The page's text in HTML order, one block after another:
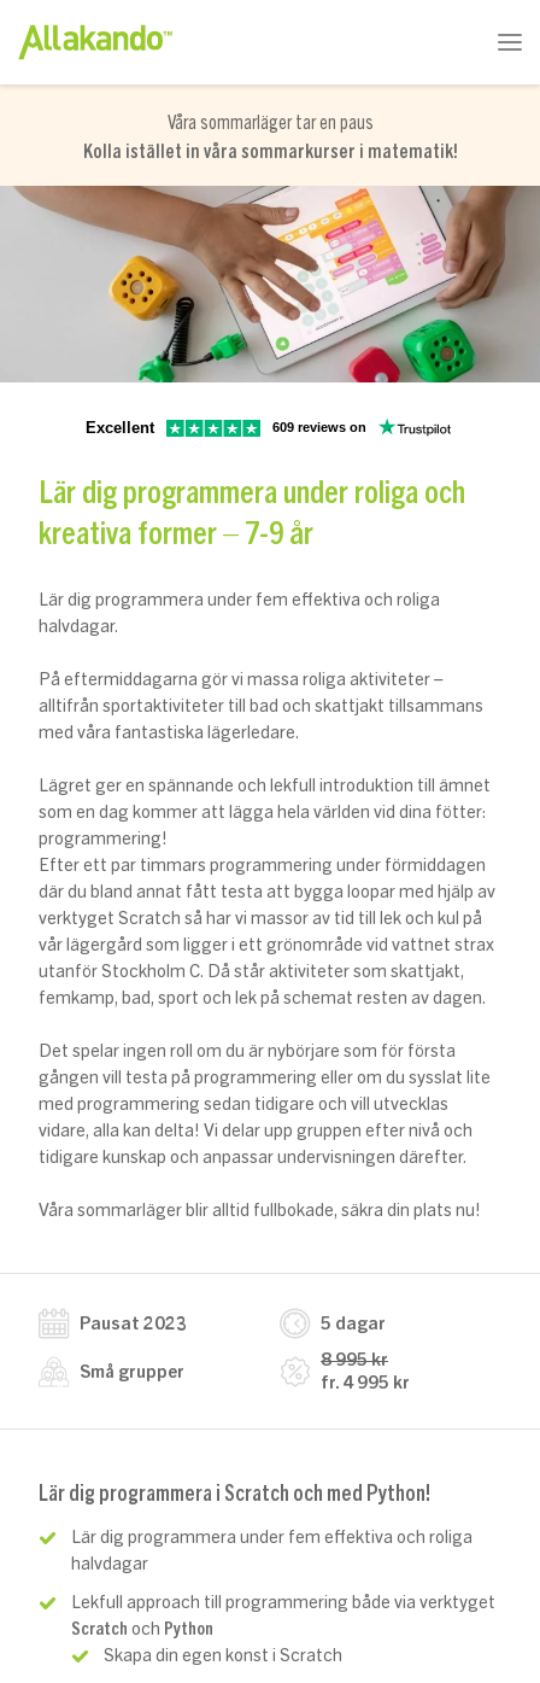
Våra sommarläger tar en paus
Kolla istället in våra sommarkurser i matematik!
Excellent 609 reviews on
Lär dig programmera under roliga och
kreativa former – 7-9 år
Lär dig programmera under fem effektiva och roliga
halvdagar.
På eftermiddagarna gör vi massa roliga aktiviteter –
alltifrån sportaktiviteter till bad och skattjakt tillsammans
med våra fantastiska lägerledare.
Lägret ger en spännande och lekfull introduktion till ämnet
som en dag kommer att lägga hela världen vid dina fötter:
programmering!
Efter ett par timmars programmering under förmiddagen
där du bland annat fått testa att bygga loopar med hjälp av
verktyget Scratch så har vi massor av tid till lek och kul på
vår lägergård som ligger i ett grönområde vid vattnet strax
utanför Stockholm C. Då står aktiviteter som skattjakt,
femkamp, bad, sport och lek på schemat resten av dagen.
Det spelar ingen roll om du är nybörjare som för första
gången vill testa på programmering eller om du sysslat lite
med programmering sedan tidigare och vill utvecklas
vidare, alla kan delta! Vi delar upp gruppen efter nivå och
tidigare kunskap och anpassar undervisningen därefter.
Våra sommarläger blir alltid fullbokade, säkra din plats nu!
Pausat 2023 5 dagar
Små grupper
8 995 kr
fr. 4 995 kr
Lär dig programmera i Scratch och med Python!
Lär dig programmera under fem effektiva och roliga
halvdagar
Lekfull approach till programmering både via verktyget
Scratch och Python
Skapa din egen konst i Scratch